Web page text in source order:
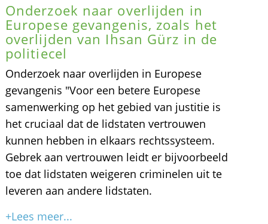
Onderzoek naar overlijden in
Europese gevangenis, zoals het
overlijden van Ihsan Gürz in de
politiecel
Onderzoek naar overlijden in Europese
gevangenis "Voor een betere Europese
samenwerking op het gebied van justitie is
het cruciaal dat de lidstaten vertrouwen
kunnen hebben in elkaars rechtssysteem.
Gebrek aan vertrouwen leidt er bijvoorbeeld
toe dat lidstaten weigeren criminelen uit te
leveren aan andere lidstaten.
+Lees meer...